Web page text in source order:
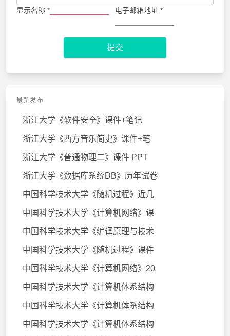
显示名称 * 电子邮箱地址 *
提交
最新发布
浙江大学《软件安全》课件+笔记
浙江大学《西方音乐简史》课件+笔
浙江大学《普通物理二》课件 PPT
浙江大学《数据库系统DB》历年试卷
中国科学技术大学《随机过程》近几
中国科学技术大学《计算机网络》课
中国科学技术大学《编译原理与技术
中国科学技术大学《随机过程》课件
中国科学技术大学《计算机网络》20
中国科学技术大学《计算机体系结构
中国科学技术大学《计算机体系结构
中国科学技术大学《计算机体系结构